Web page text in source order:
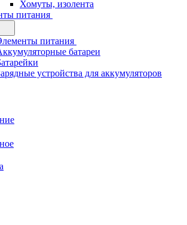
Хомуты, изолента
питания
питания
батареи
устройства для аккумуляторов